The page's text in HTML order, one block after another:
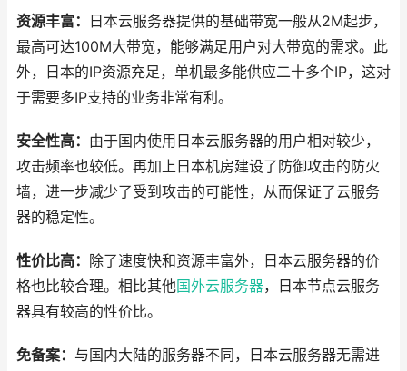
资源丰富：
日本云服务器提供的基础带宽一般从2M起步，
最高可达100M大带宽，能够满足用户对大带宽的需求。此
外，日本的IP资源充足，单机最多能供应二十多个IP，这对
于需要多IP支持的业务非常有利。
安全性高： 由于国内使用日本云服务器的用户相对较少，
攻击频率也较低。再加上日本机房建设了防御攻击的防火
墙，进一步减少了受到攻击的可能性，从而保证了云服务
器的稳定性。
性价比高：
除了速度快和资源丰富外，日本云服务器的价
格也比较合理。相比其他国外云服务器，日本节点云服务
器具有较高的性价比。
免备案： 与国内大陆的服务器不同，日本云服务器无需进